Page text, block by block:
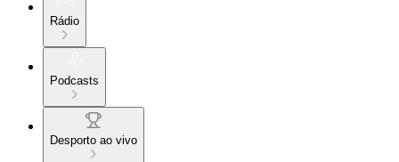
Rádio
Podcasts
Desporto ao vivo